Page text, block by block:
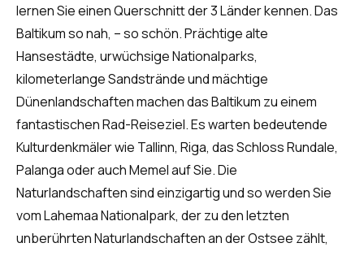
lernen Sie einen Querschnitt der 3 Länder kennen. Das
Baltikum so nah, – so schön. Prächtige alte
Hansestädte, urwüchsige Nationalparks,
kilometerlange Sandstrände und mächtige
Dünenlandschaften machen das Baltikum zu einem
fantastischen Rad-Reiseziel. Es warten bedeutende
Kulturdenkmäler wie Tallinn, Riga, das Schloss Rundale,
Palanga oder auch Memel auf Sie. Die
Naturlandschaften sind einzigartig und so werden Sie
vom Lahemaa Nationalpark, der zu den letzten
unberührten Naturlandschaften an der Ostsee zählt,